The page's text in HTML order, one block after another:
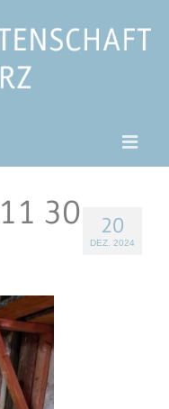
20
DEZ. 2024
30